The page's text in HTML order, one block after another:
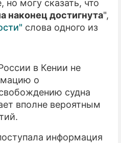
но могу сказать, что
наконец достигнута",
слова одного из
в Кении не
о
судна
вполне вероятным
информация